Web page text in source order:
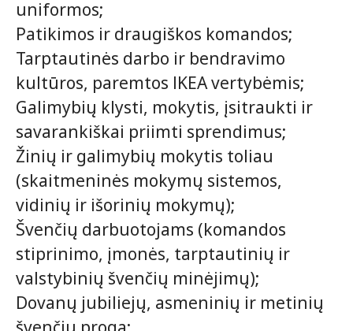
uniformos;
Patikimos ir draugiškos komandos;
Tarptautinės darbo ir bendravimo
kultūros, paremtos IKEA vertybėmis;
Galimybių klysti, mokytis, įsitraukti ir
savarankiškai priimti sprendimus;
Žinių ir galimybių mokytis toliau
(skaitmeninės mokymų sistemos,
vidinių ir išorinių mokymų);
Švenčių darbuotojams (komandos
stiprinimo, įmonės, tarptautinių ir
valstybinių švenčių minėjimų);
Dovanų jubiliejų, asmeninių ir metinių